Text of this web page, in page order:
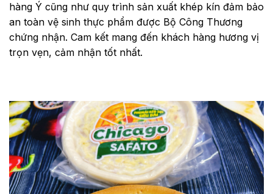
hàng Ý cũng như quy trình sản xuất khép kín đảm bảo
an toàn vệ sinh thực phẩm được Bộ Công Thương
chứng nhận. Cam kết mang đến khách hàng hương vị
trọn vẹn, cảm nhận tốt nhất.